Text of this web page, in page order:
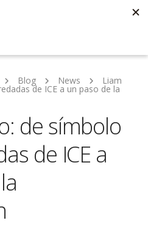
Blog News Liam
de ICE a un paso de la
de símbolo
de ICE a